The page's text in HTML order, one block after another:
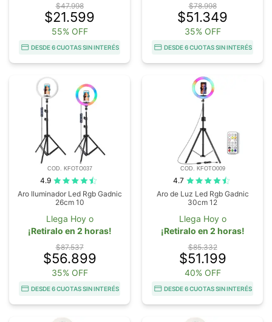
$47.998
$21.599
55% OFF
DESDE 6 CUOTAS SIN INTERÉS
$78.998
$51.349
35% OFF
DESDE 6 CUOTAS SIN INTERÉS
COD. KFOTO037
4.9
Aro Iluminador Led Rgb Gadnic
26cm 10
Llega Hoy o
¡Retiralo en 2 horas!
$87.537
$56.899
35% OFF
DESDE 6 CUOTAS SIN INTERÉS
COD. KFOTO009
4.7
Aro de Luz Led Rgb Gadnic
30cm 12
Llega Hoy o
¡Retiralo en 2 horas!
$85.332
$51.199
40% OFF
DESDE 6 CUOTAS SIN INTERÉS